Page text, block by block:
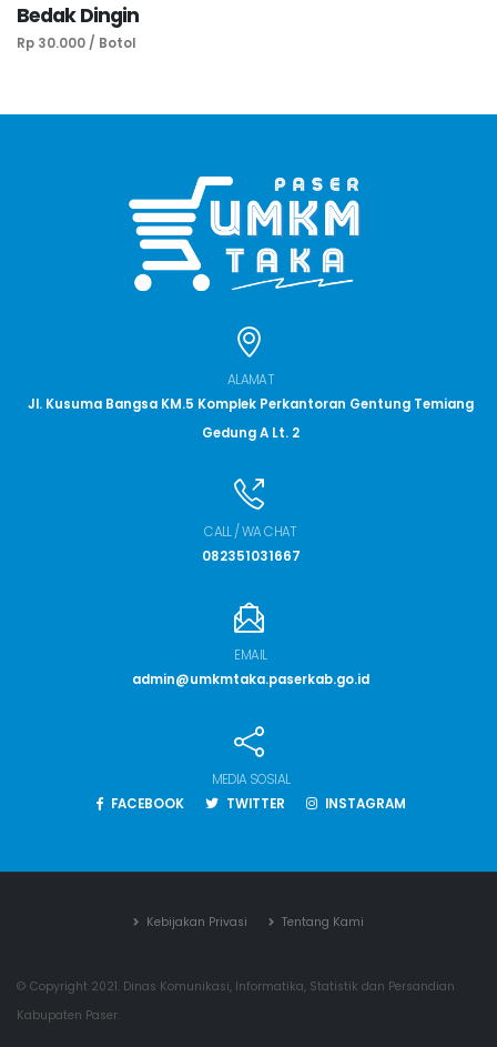
Bedak Dingin
Rp 30.000 / Botol
ALAMAT
Jl. Kusuma Bangsa KM.5 Komplek Perkantoran Gentung Temiang
Gedung A Lt. 2
CALL / WA CHAT
082351031667
EMAIL
admin@umkmtaka.paserkab.go.id
MEDIA SOSIAL
FACEBOOK
TWITTER INSTAGRAM
Kebijakan Privasi Tentang Kami
© Copyright 2021. Dinas Komunikasi, Informatika, Statistik dan Persandian
Kabupaten Paser.